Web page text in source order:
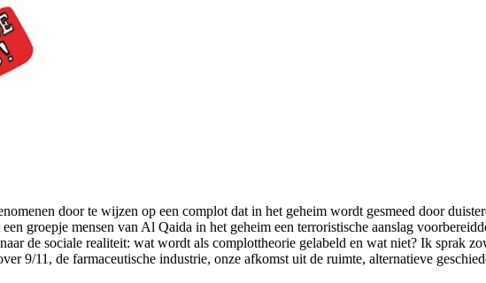
door te wijzen op een complot dat in het geheim wordt gesmeed door
groepje mensen van Al Qaida in het geheim een terroristische aanslag
de sociale realiteit: wat wordt als complottheorie gelabeld en wat niet? Ik sprak
9/11, de farmaceutische industrie, onze afkomst uit de ruimte, alternatieve